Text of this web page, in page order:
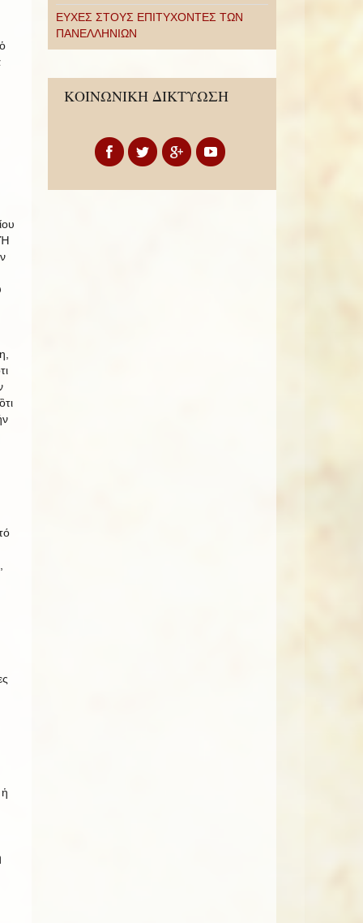
Ἡ
ΕΥΧΕΣ ΣΤΟΥΣ ΕΠΙΤΥΧΟΝΤΕΣ ΤΩΝ
ΠΑΝΕΛΛΗΝΙΩΝ
ΚΟΙΝΩΝΙΚΗ ΔΙΚΤΥΩΣΗ